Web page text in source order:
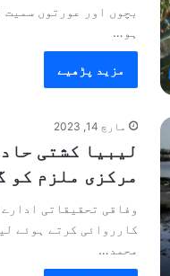
ہو…
مزید پڑھیے
مارچ 14, 2023
لیبیا کشتی
مرکزی ملزم کو
وفاقی تحقیقاتی
کارروائی کرتے ہوئے
محمد…